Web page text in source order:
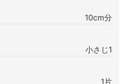
10cm分
小さじ1
1片